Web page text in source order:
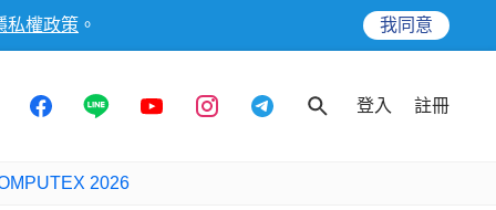
私權政策 。 我同意
登入 註冊
2026